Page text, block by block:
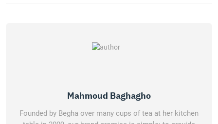
Mahmoud Baghagho
Founded by Begha over many cups of tea at her kitchen